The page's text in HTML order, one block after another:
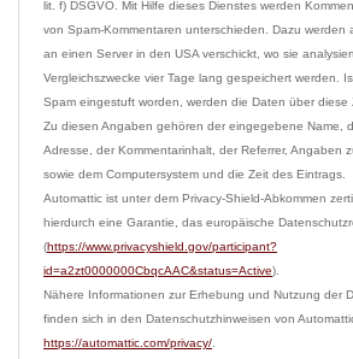
lit. f) DSGVO. Mit Hilfe dieses Dienstes werden
von Spam-Kommentaren unterschieden. Dazu werden
an einen Server in den USA verschickt, wo sie
Vergleichszwecke vier Tage lang gespeichert werden.
Spam eingestuft worden, werden die Daten über diese
Zu diesen Angaben gehören der eingegebene Name,
Adresse, der Kommentarinhalt, der Referrer, Angaben
sowie dem Computersystem und die Zeit des Eintrags.
Automattic ist unter dem Privacy-Shield-Abkommen
hierdurch eine Garantie, das europäische
(https://www.privacyshield.gov/participant?
id=a2zt0000000CbqcAAC&status=Active).
Nähere Informationen zur Erhebung und Nutzung der
https://automattic.com/privacy/